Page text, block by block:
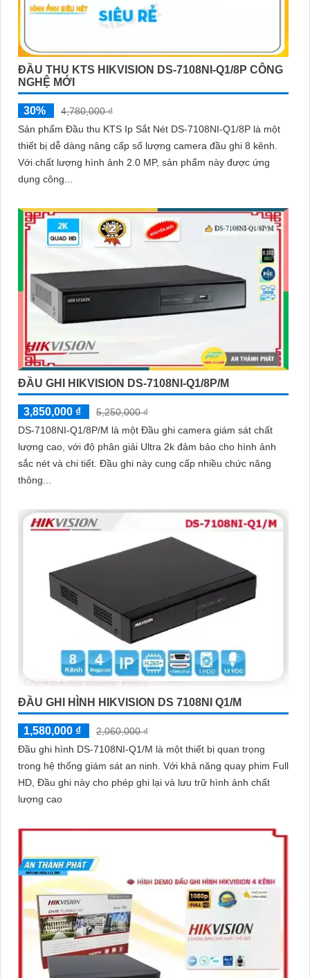
ĐẦU THU KTS HIKVISION DS-7108NI-Q1/8P CÔNG
NGHỆ MỚI
30%
4,780,000 ₫
Sản phẩm Đầu thu KTS Ip Sắt Nét DS-7108NI-Q1/8P là một
thiết bị dễ dàng nâng cấp số lượng camera đầu ghi 8 kênh.
Với chất lượng hình ảnh 2.0 MP, sản phẩm này được ứng
dụng công...
ĐẦU GHI HIKVISION DS-7108NI-Q1/8P/M
3,850,000 ₫
5,250,000 ₫
DS-7108NI-Q1/8P/M là một Đầu ghi camera giám sát chất
lượng cao, với độ phân giải Ultra 2k đảm bảo cho hình ảnh
sắc nét và chi tiết. Đầu ghi này cung cấp nhiều chức năng
thông...
ĐẦU GHI HÌNH HIKVISION DS 7108NI Q1/M
1,580,000 ₫
2,060,000 ₫
Đầu ghi hình DS-7108NI-Q1/M là một thiết bị quan trọng
trong hệ thống giám sát an ninh. Với khả năng quay phim Full
HD, Đầu ghi này cho phép ghi lại và lưu trữ hình ảnh chất
lượng cao